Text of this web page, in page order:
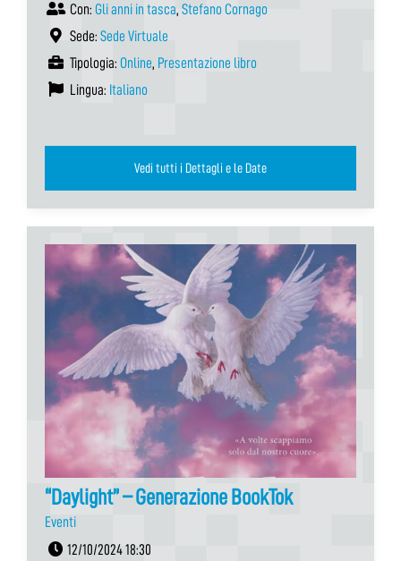
Con: Gli anni in tasca, Stefano Cornago
Sede: Sede Virtuale
Tipologia: Online, Presentazione libro
Lingua: Italiano
Vedi tutti i Dettagli e le Date
“Daylight” – Generazione BookTok
Eventi
12/10/2024 18:30